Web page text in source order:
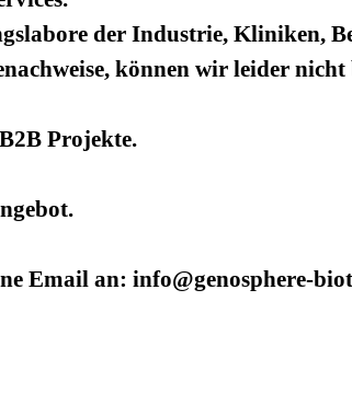
der Industrie, Kliniken,
können wir leider
Projekte.
Email an: info@genosphere-